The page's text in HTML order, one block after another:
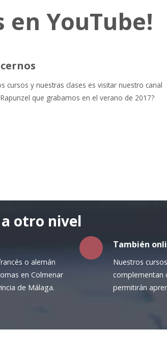
en YouTube!
cursos y nuestras clases es visitar nuestro canal
que grabamos en el verano de 2017?
otro nivel
o alemán
en Colmenar
de Málaga.
También
Nuestros
complementan
permitirán